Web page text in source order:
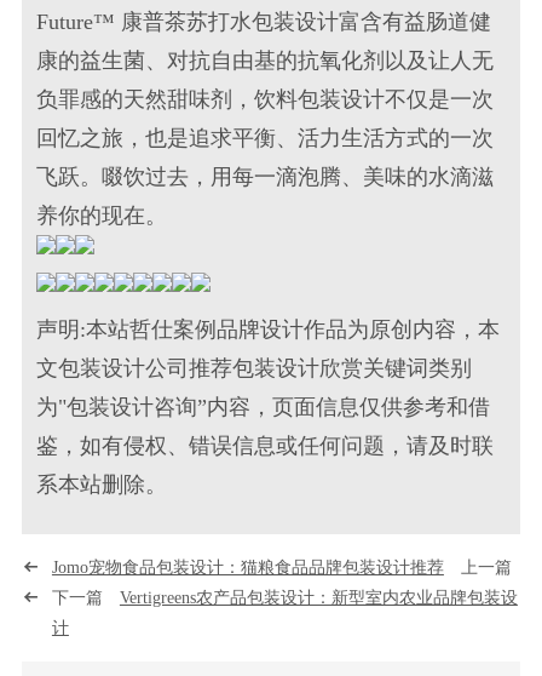
Future™ 康普茶苏打水包装设计富含有益肠道健
康的益生菌、对抗自由基的抗氧化剂以及让人无
负罪感的天然甜味剂，饮料包装设计不仅是一次
回忆之旅，也是追求平衡、活力生活方式的一次
飞跃。啜饮过去，用每一滴泡腾、美味的水滴滋
养你的现在。
声明:本站哲仕案例品牌设计作品为原创内容，本
文包装设计公司推荐包装设计欣赏关键词类别
为"包装设计咨询”内容，页面信息仅供参考和借
鉴，如有侵权、错误信息或任何问题，请及时联
系本站删除。
Jomo宠物食品包装设计：猫粮食品品牌包装设计推荐上一篇
下一篇 Vertigreens农产品包装设计：新型室内农业品牌包装设
计